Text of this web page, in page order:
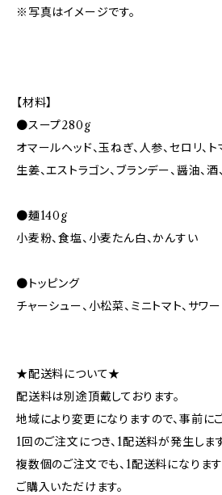
※写真はイメージです。
【材料】
●スープ280g
オマールヘッド、玉ねぎ、人参、セロリ、
生姜、エストラゴン、ブランデー、醤油、
●麺140g
小麦粉、食塩、小麦たん白、かんすい
●トッピング
チャーシュー、小松菜、ミニトマト、サワ
★配送料について★
配送料は別途頂戴しております。
地域により変更になりますので、事前に
1回のご注文につき、1配送料が発生します
複数個のご注文でも、1配送料になりま
ご購入いただけます。